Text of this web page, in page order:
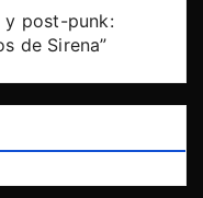
y post-punk:
de Sirena”